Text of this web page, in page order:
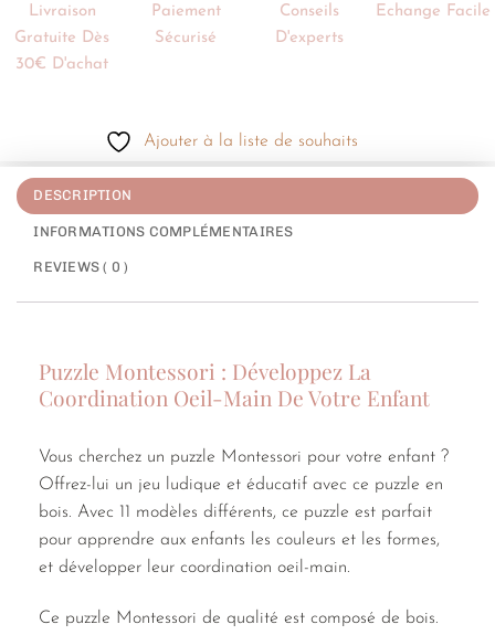
Livraison
Gratuite Dès
30€ D'achat
Paiement
Sécurisé
Conseils
D'experts
Echange Facile
Ajouter à la liste de souhaits
DESCRIPTION
INFORMATIONS COMPLÉMENTAIRES
REVIEWS ( 0 )
Puzzle Montessori : Développez La
Coordination Oeil-Main De Votre Enfant
Vous cherchez un puzzle Montessori pour votre enfant ?
Offrez-lui un jeu ludique et éducatif avec ce puzzle en
bois. Avec 11 modèles différents, ce puzzle est parfait
pour apprendre aux enfants les couleurs et les formes,
et développer leur coordination oeil-main.
Ce puzzle Montessori de qualité est composé de bois.